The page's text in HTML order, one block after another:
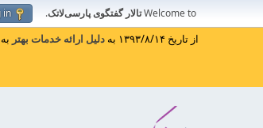
Welcome toتالار گفتگوی پارسی‌لاتک.
in
از تاریخ ۱۳۹۳/۸/۱۴ به دلیل ارائه خدمات بهتر